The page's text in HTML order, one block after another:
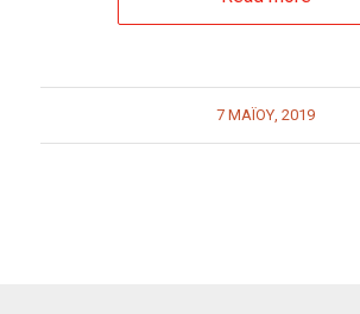
7 ΜΑΪ́ΟΥ, 2019